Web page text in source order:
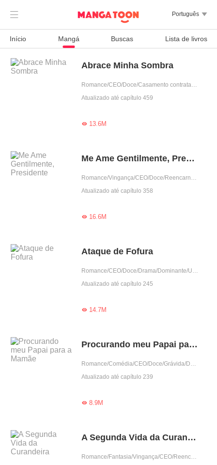
 Português 
Início Mangá Buscas Lista de livros
Abrace Minha Sombra
Romance/CEO/Doce/Casamento contratado/Predestinado/Possessivo/Dominante/Obediente/Urbano
Atualizado até capítulo 459
13.6M
Me Ame Gentilmente, Presidente
Romance/Vingança/CEO/Doce/Reencarnação/Grávida/Gentil/Urbano
Atualizado até capítulo 358
16.6M
Ataque de Fofura
Romance/CEO/Doce/Drama/Dominante/Urbano/Amor casual
Atualizado até capítulo 245
14.7M
Procurando meu Papai para a Mamãe
Romance/Comédia/CEO/Doce/Grávida/Dominante/Arrogante/Urbano/Amor casual/Criança fofa
Atualizado até capítulo 239
8.9M
A Segunda Vida da Curandeira
Romance/Fantasia/Vingança/CEO/Reencarnação/Mulher poderosa/Urbano/Amor casual